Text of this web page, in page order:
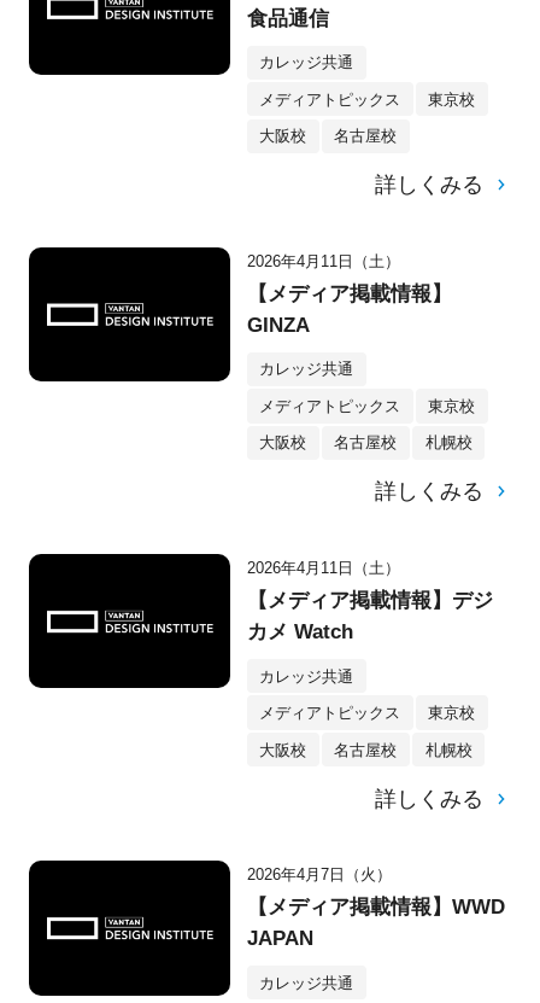
食品通信
カレッジ共通
メディアトピックス 東京校
大阪校 名古屋校
詳しくみる
2026年4月11日（土）
【メディア掲載情報】
GINZA
カレッジ共通
メディアトピックス 東京校
大阪校 名古屋校 札幌校
詳しくみる
2026年4月11日（土）
【メディア掲載情報】デジ
カメ Watch
カレッジ共通
メディアトピックス 東京校
大阪校 名古屋校 札幌校
詳しくみる
2026年4月7日（火）
【メディア掲載情報】WWD
JAPAN
カレッジ共通